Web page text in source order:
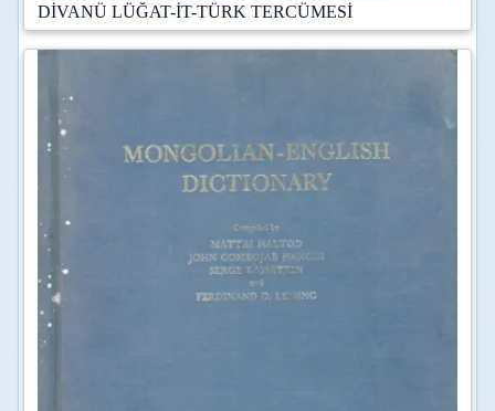
DİVANÜ LÜĞAT-İT-TÜRK TERCÜMESİ